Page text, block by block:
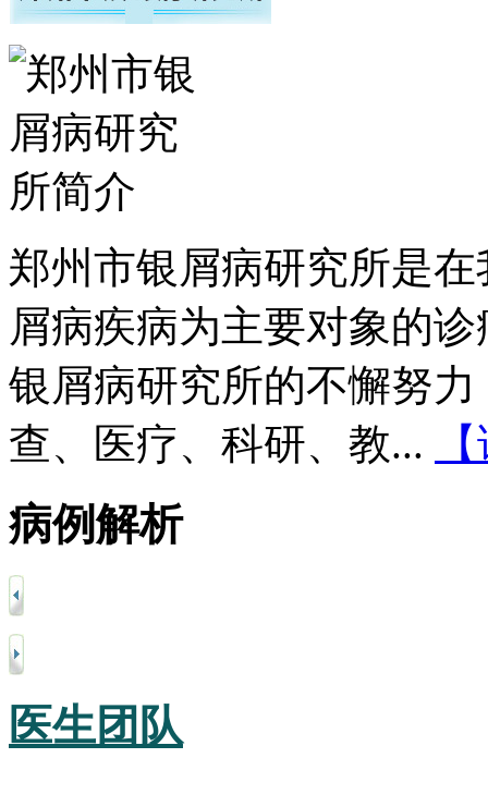
郑州市银屑病研究所是
屑病疾病为主要对象的
银屑病研究所的不懈努
查、医疗、科研、教...
病例解析
医生团队